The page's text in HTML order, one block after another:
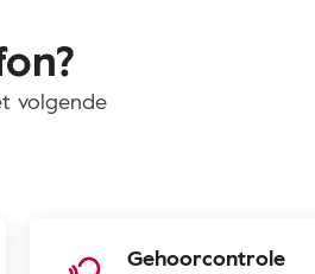
volgende
Gehoorcontrole